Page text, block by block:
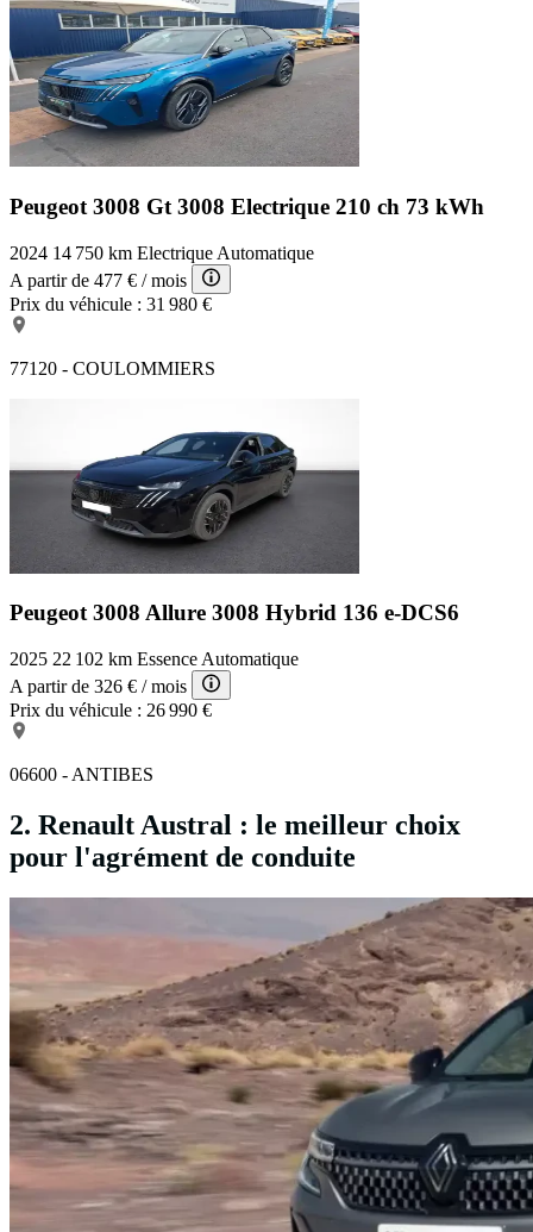
Peugeot 3008 Gt 3008 Electrique 210 ch 73 kWh
2024 14 750 km Electrique Automatique
A partir de 477 € / mois
Prix du véhicule : 31 980 €
77120 - COULOMMIERS
Peugeot 3008 Allure 3008 Hybrid 136 e-DCS6
2025 22 102 km Essence Automatique
A partir de 326 € / mois
Prix du véhicule : 26 990 €
06600 - ANTIBES
2. Renault Austral : le meilleur choix
pour l'agrément de conduite